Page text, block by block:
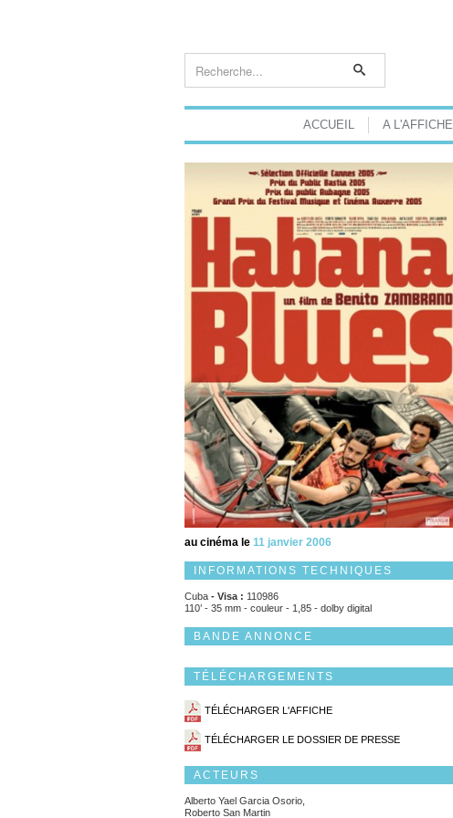
ACCUEIL A L'AFFICHE
au cinéma le 11 janvier 2006
INFORMATIONS TECHNIQUES
Cuba - Visa : 110986
110’ - 35 mm - couleur - 1,85 - dolby digital
BANDE ANNONCE
TÉLÉCHARGEMENTS
TÉLÉCHARGER L'AFFICHE
TÉLÉCHARGER LE DOSSIER DE PRESSE
ACTEURS
Alberto Yael Garcia Osorio,
Roberto San Martin